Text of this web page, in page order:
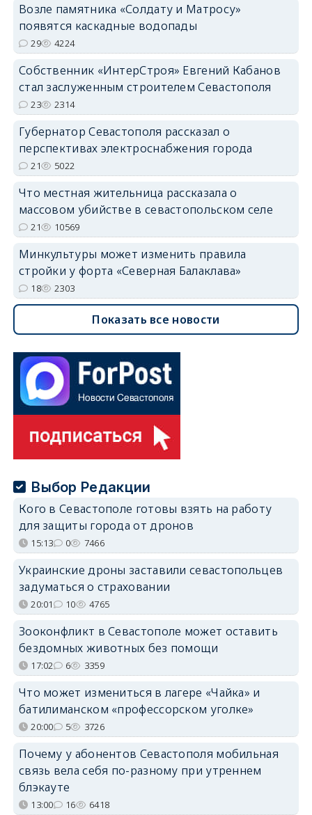
Возле памятника «Солдату и Матросу»
появятся каскадные водопады
29 4224
Собственник «ИнтерСтроя» Евгений Кабанов
стал заслуженным строителем Севастополя
23 2314
Губернатор Севастополя рассказал о
перспективах электроснабжения города
21 5022
Что местная жительница рассказала о
массовом убийстве в севастопольском селе
21 10569
Минкультуры может изменить правила
стройки у форта «Северная Балаклава»
18 2303
Показать все новости
Выбор Редакции
Кого в Севастополе готовы взять на работу
для защиты города от дронов
15:13 0 7466
Украинские дроны заставили севастопольцев
задуматься о страховании
20:01 10 4765
Зооконфликт в Севастополе может оставить
бездомных животных без помощи
17:02 6 3359
Что может измениться в лагере «Чайка» и
батилиманском «профессорском уголке»
20:00 5 3726
Почему у абонентов Севастополя мобильная
связь вела себя по-разному при утреннем
блэкауте
13:00 16 6418